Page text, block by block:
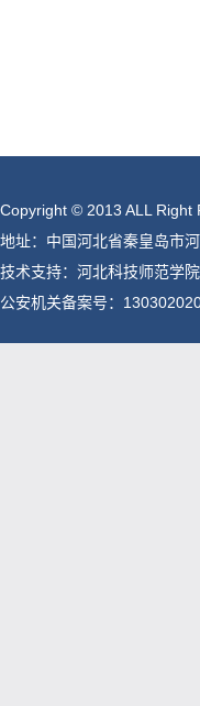
Copyright © 2013 ALL Right
地址：中国河北省秦皇岛
技术支持：河北科技师范学
公安机关备案号：